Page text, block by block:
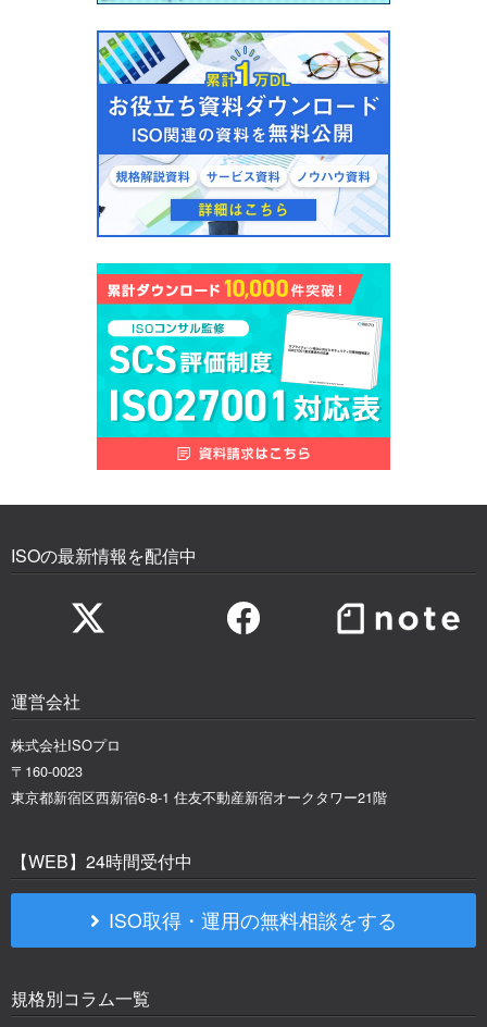
ISOの最新情報を配信中
運営会社
株式会社ISOプロ
〒160-0023
東京都新宿区西新宿6-8-1 住友不動産新宿オークタワー21階
【WEB】24時間受付中
ISO取得・運用の無料相談をする
規格別コラム一覧